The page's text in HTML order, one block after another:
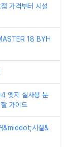
가격부터 시설
18 BYH
엣지 실사용 분
가이드
&middot;시설&